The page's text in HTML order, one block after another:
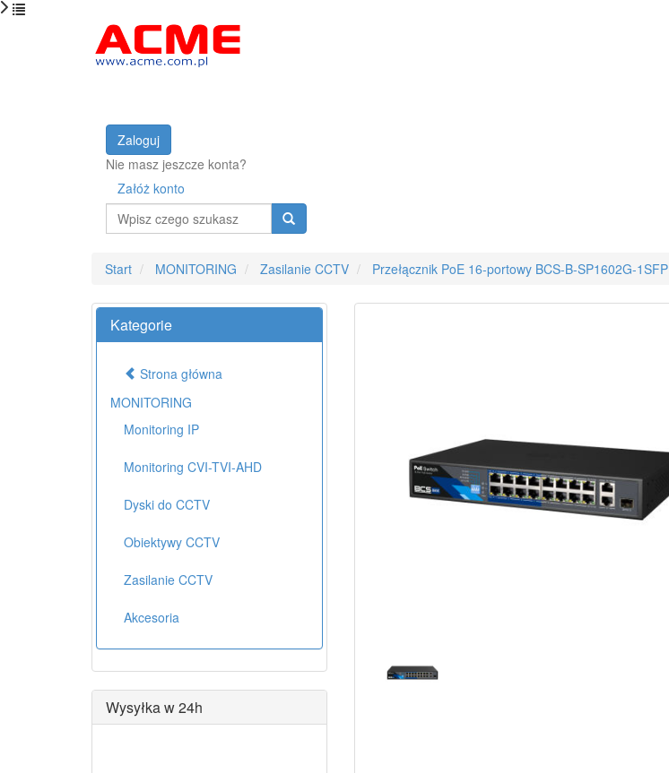
Zaloguj
Nie masz jeszcze konta?
Załóż konto
Wyszukaj
Start MONITORING Zasilanie CCTV Przełącznik PoE 16-portowy BCS-B-SP1602G-1SFP
Kategorie
Strona główna
MONITORING
Monitoring IP
Monitoring CVI-TVI-AHD
Dyski do CCTV
Obiektywy CCTV
Zasilanie CCTV
Akcesoria
Wysyłka w 24h